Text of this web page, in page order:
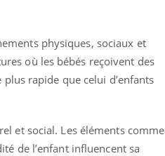
physiques, sociaux et
où les bébés reçoivent des
rapide que celui d’enfants
et social. Les éléments comme
de l’enfant influencent sa